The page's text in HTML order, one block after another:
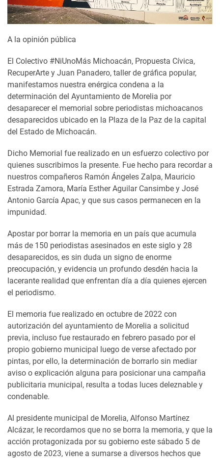
A la opinión pública
El Colectivo #NiUnoMás Michoacán, Propuesta Cívica,
RecuperArte y Juan Panadero, taller de gráfica popular,
manifestamos nuestra enérgica condena a la
determinación del Ayuntamiento de Morelia por
desaparecer el memorial sobre periodistas michoacanos
desaparecidos ubicado en la Plaza de la Paz de la capital
del Estado de Michoacán.
Dicho Memorial fue realizado en un esfuerzo colectivo por
quienes suscribimos la presente. Fue hecho para recordar a
nuestros compañeros Ramón Ángeles Zalpa, Mauricio
Estrada Zamora, María Esther Aguilar Cansimbe y José
Antonio García Apac, y que sus casos permanecen en la
impunidad.
Apostar por borrar la memoria en un país que acumula
más de 150 periodistas asesinados en este siglo y 28
desaparecidos, es sin duda un signo de enorme
preocupación, y evidencia un profundo desdén hacia la
lacerante realidad que enfrentan día a día quienes ejercen
el periodismo.
El memoria fue realizado en octubre de 2022 con
autorización del ayuntamiento de Morelia a solicitud
previa, incluso fue restaurado en febrero pasado por el
propio gobierno municipal luego de verse afectado por
pintas, por ello, la determinación de borrarlo sin mediar
aviso o explicación alguna para posicionar una campaña
publicitaria municipal, resulta a todas luces deleznable y
condenable.
Al presidente municipal de Morelia, Alfonso Martínez
Alcázar, le recordamos que no se borra la memoria, y que la
acción protagonizada por su gobierno este sábado 5 de
agosto de 2023, viene a sumarse a diversos hechos que